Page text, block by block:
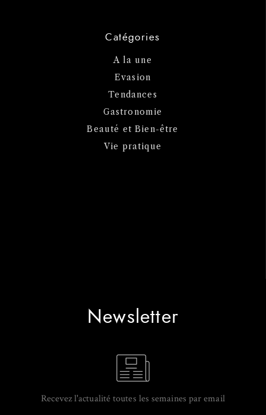
Catégories
A la une
Evasion
Tendances
Gastronomie
Beauté et Bien-être
Vie pratique
Newsletter
Recevez l'actualité toutes les semaines par email